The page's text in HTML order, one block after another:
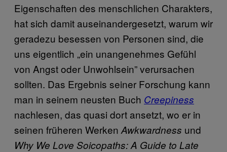
Eigenschaften des menschlichen Charakters,
hat sich damit auseinandergesetzt, warum wir
geradezu besessen von Personen sind, die
uns eigentlich „ein unangenehmes Gefühl
von Angst oder Unwohlsein” verursachen
sollten. Das Ergebnis seiner Forschung kann
man in seinem neusten Buch Creepiness
nachlesen, das quasi dort ansetzt, wo er in
seinen früheren Werken Awkwardness und
Why We Love Soicopaths: A Guide to Late